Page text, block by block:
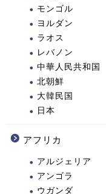
モンゴル
ヨルダン
ラオス
レバノン
中華人民共和国
北朝鮮
大韓民国
日本
アフリカ
アルジェリア
アンゴラ
ウガンダ